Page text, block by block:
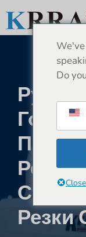
содержимому
Года
Резки
Do